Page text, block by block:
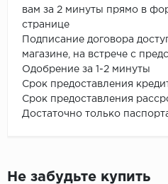
вам за 2 минуты прямо в
странице
Подписание договора
магазине, на встрече с
Одобрение за 1-2 минуты
Срок предоставления
Срок предоставления
Достаточно только
Не забудьте купить